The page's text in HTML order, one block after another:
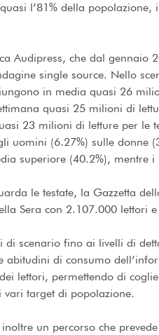
l’81% della
Audipress, che dal gennaio
single source. Nello
in media quasi 26
quasi 25 milioni di
23 milioni di letture per le
uomini (6.27%) sulle donne
superiore (40.2%), mentre
le testate, la Gazzetta
Sera con 2.107.000 lettori
di scenario fino ai livelli di
abitudini di consumo
lettori, permettendo di
vari target di popolazione.
inoltre un percorso che